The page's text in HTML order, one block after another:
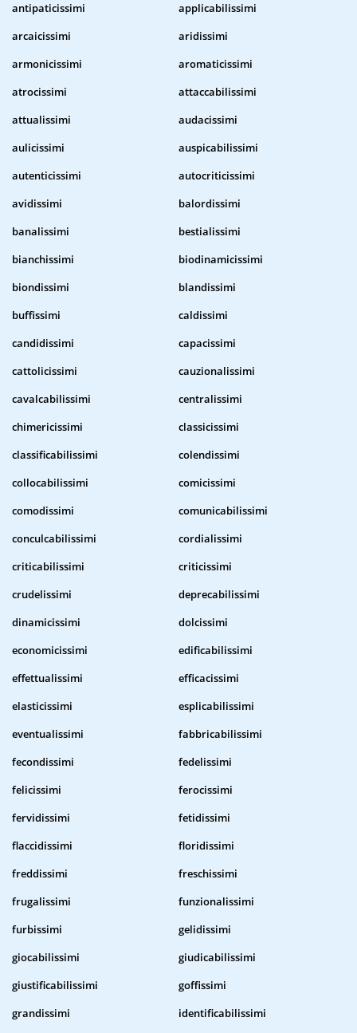
antipaticissimi
applicabilissimi
arcaicissimi
aridissimi
armonicissimi
aromaticissimi
atrocissimi
attaccabilissimi
attualissimi
audacissimi
aulicissimi
auspicabilissimi
autenticissimi
autocriticissimi
avidissimi
balordissimi
banalissimi
bestialissimi
bianchissimi
biodinamicissimi
biondissimi
blandissimi
buffissimi
caldissimi
candidissimi
capacissimi
cattolicissimi
cauzionalissimi
cavalcabilissimi
centralissimi
chimericissimi
classicissimi
classificabilissimi
colendissimi
collocabilissimi
comicissimi
comodissimi
comunicabilissimi
conculcabilissimi
cordialissimi
criticabilissimi
criticissimi
crudelissimi
deprecabilissimi
dinamicissimi
dolcissimi
economicissimi
edificabilissimi
effettualissimi
efficacissimi
elasticissimi
esplicabilissimi
eventualissimi
fabbricabilissimi
fecondissimi
fedelissimi
felicissimi
ferocissimi
fervidissimi
fetidissimi
flaccidissimi
floridissimi
freddissimi
freschissimi
frugalissimi
funzionalissimi
furbissimi
gelidissimi
giocabilissimi
giudicabilissimi
giustificabilissimi
goffissimi
grandissimi
identificabilissimi